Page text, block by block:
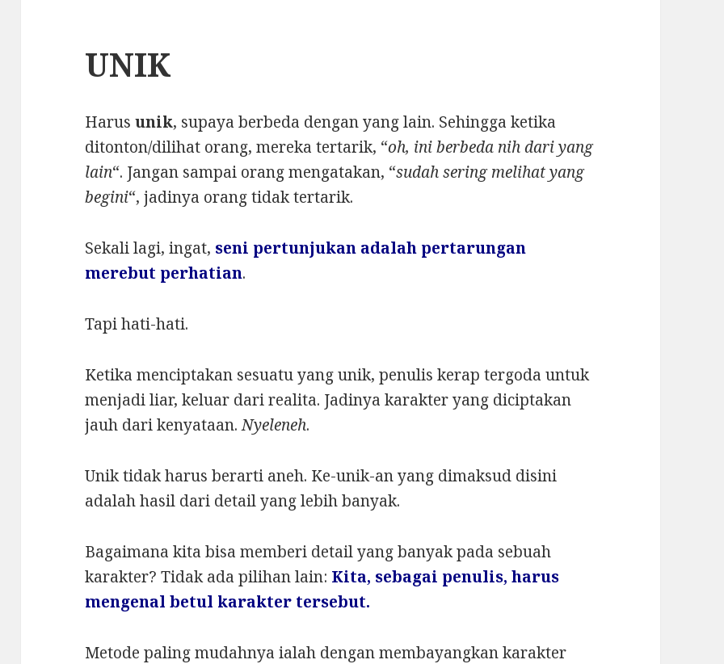
UNIK
Harusunik, supaya berbeda dengan yang lain. Sehingga ketika
ditonton/dilihat orang, mereka tertarik, “oh, ini berbeda nih dari yang
lain“. Jangan sampai orang mengatakan, “sudah sering melihat yang
begini“, jadinya orang tidak tertarik.
Sekali lagi, ingat, seni pertunjukan adalah pertarungan
merebut perhatian.
Tapi hati-hati.
Ketika menciptakan sesuatu yang unik, penulis kerap tergoda untuk
menjadi liar, keluar dari realita. Jadinya karakter yang diciptakan
jauh dari kenyataan.Nyeleneh.
Unik tidak harus berarti aneh. Ke-unik-an yang dimaksud disini
adalah hasil dari detail yang lebih banyak.
Bagaimana kita bisa memberi detail yang banyak pada sebuah
karakter? Tidak ada pilihan lain: Kita, sebagai penulis, harus
mengenal betul karakter tersebut.
Metode paling mudahnya ialah dengan membayangkan karakter